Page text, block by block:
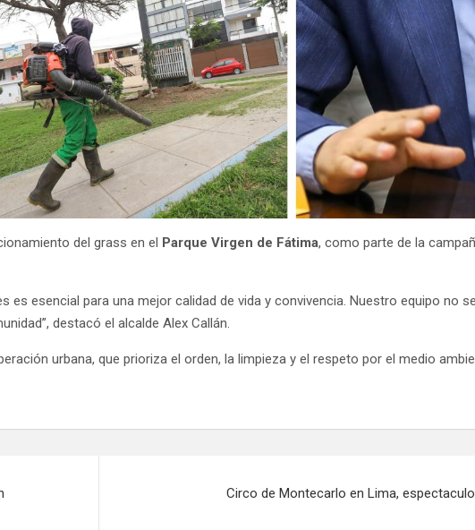
del grass en el Parque Virgen de Fátima, como parte de la
es esencial para una mejor calidad de vida y convivencia. Nuestro equipo no
destacó el alcalde Alex Callán.
urbana, que prioriza el orden, la limpieza y el respeto por el medio
Circo de Montecarlo en Lima,